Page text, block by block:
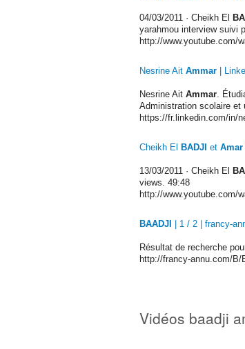
04/03/2011 · Cheikh El
yarahmou interview suivi
http://www.youtube.com/
Nesrine Ait Ammar |
Nesrine Ait Ammar .
Administration scolaire et
https://fr.linkedin.com/in/
Cheikh El BADJI et Amar
13/03/2011 · Cheikh El
views. 49:48
http://www.youtube.com/
BAADJI | 1 / 2 | francy-
Résultat de recherche
http://francy-annu.com/B/
Vidéos baadji